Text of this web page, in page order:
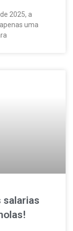
2025, a
uma
salarias